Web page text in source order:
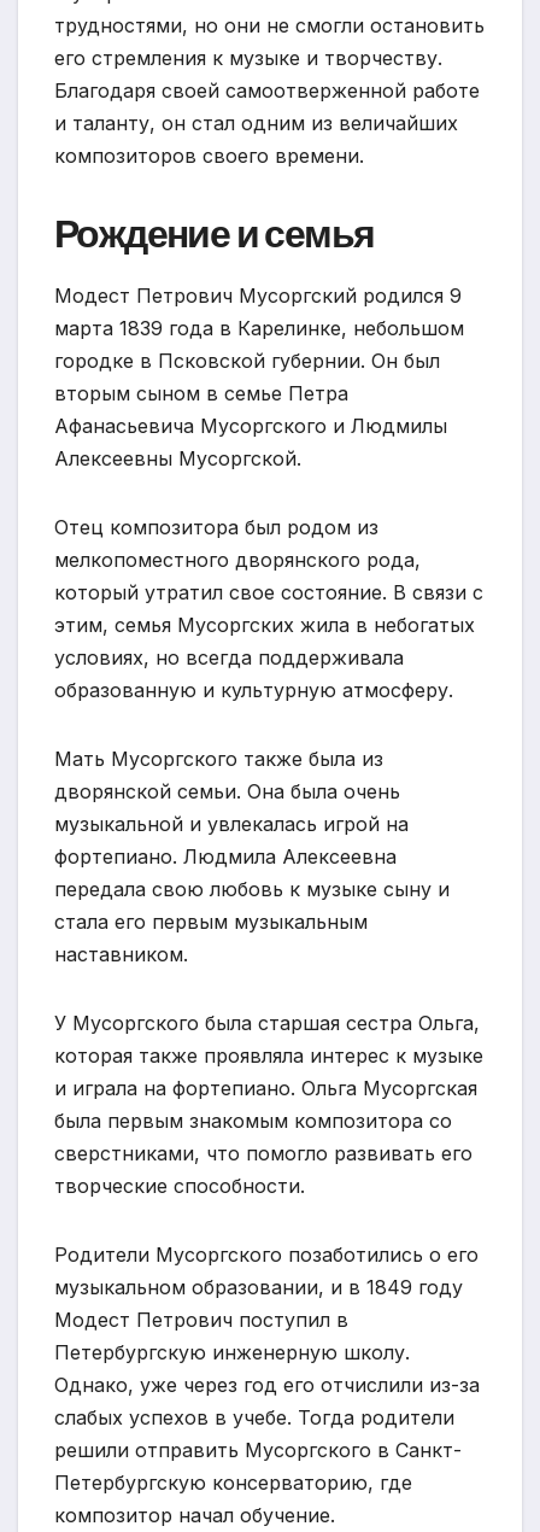
трудностями, но они не смогли остановить
его стремления к музыке и творчеству.
Благодаря своей самоотверженной работе
и таланту, он стал одним из величайших
композиторов своего времени.
Рождение и семья
Модест Петрович Мусоргский родился 9
марта 1839 года в Карелинке, небольшом
городке в Псковской губернии. Он был
вторым сыном в семье Петра
Афанасьевича Мусоргского и Людмилы
Алексеевны Мусоргской.
Отец композитора был родом из
мелкопоместного дворянского рода,
который утратил свое состояние. В связи с
этим, семья Мусоргских жила в небогатых
условиях, но всегда поддерживала
образованную и культурную атмосферу.
Мать Мусоргского также была из
дворянской семьи. Она была очень
музыкальной и увлекалась игрой на
фортепиано. Людмила Алексеевна
передала свою любовь к музыке сыну и
стала его первым музыкальным
наставником.
У Мусоргского была старшая сестра Ольга,
которая также проявляла интерес к музыке
и играла на фортепиано. Ольга Мусоргская
была первым знакомым композитора со
сверстниками, что помогло развивать его
творческие способности.
Родители Мусоргского позаботились о его
музыкальном образовании, и в 1849 году
Модест Петрович поступил в
Петербургскую инженерную школу.
Однако, уже через год его отчислили из-за
слабых успехов в учебе. Тогда родители
решили отправить Мусоргского в Санкт-
Петербургскую консерваторию, где
композитор начал обучение.